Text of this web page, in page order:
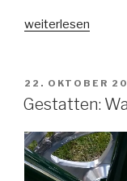
„Fahrrad.
weiterlesen
AM
22. OKTOBER
Gestatten: